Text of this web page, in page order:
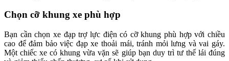
Chọn cỡ khung xe phù hợp
Bạn cần chọn xe đạp trợ lực điện có cỡ khung phù hợp với chiều
cao để đảm bảo việc đạp xe thoải mái, tránh mỏi lưng và vai gáy.
Một chiếc xe có khung vừa vặn sẽ giúp bạn duy trì tư thế lái đúng